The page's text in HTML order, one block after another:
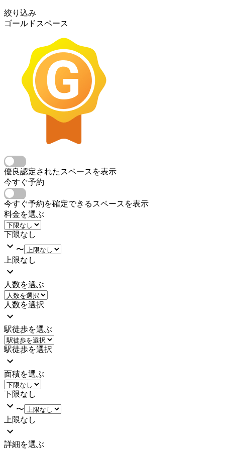
絞り込み
ゴールドスペース
優良認定されたスペースを表示
今すぐ予約
今すぐ予約を確定できるスペースを表示
料金を選ぶ
下限なし
〜
上限なし
人数を選ぶ
人数を選択
駅徒歩を選ぶ
駅徒歩を選択
面積を選ぶ
下限なし
〜
上限なし
詳細を選ぶ